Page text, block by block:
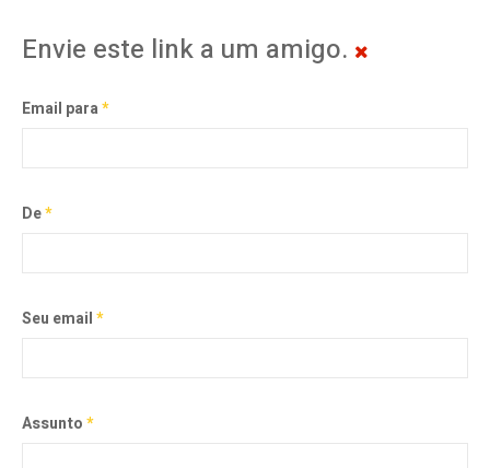
Envie este link a um amigo.
Email para*
De*
Seu email*
Assunto*